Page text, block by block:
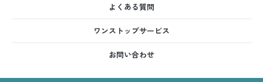
よくある質問
ワンストップサービス
お問い合わせ